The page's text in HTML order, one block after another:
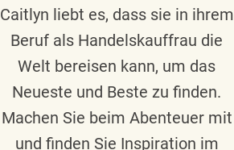
Caitlyn liebt es, dass sie in ihrem
Beruf als Handelskauffrau die
Welt bereisen kann, um das
Neueste und Beste zu finden.
Machen Sie beim Abenteuer mit
und finden Sie Inspiration im